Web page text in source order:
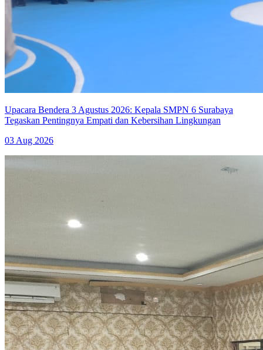
Upacara Bendera 3 Agustus 2026: Kepala SMPN 6 Surabaya
Tegaskan Pentingnya Empati dan Kebersihan Lingkungan
03 Aug 2026